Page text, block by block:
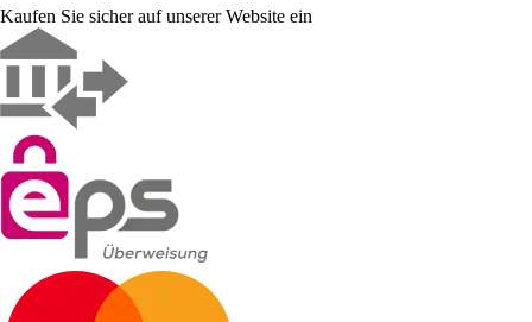
Kaufen Sie sicher auf unserer Website ein